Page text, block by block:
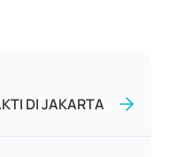
DI JAKARTA